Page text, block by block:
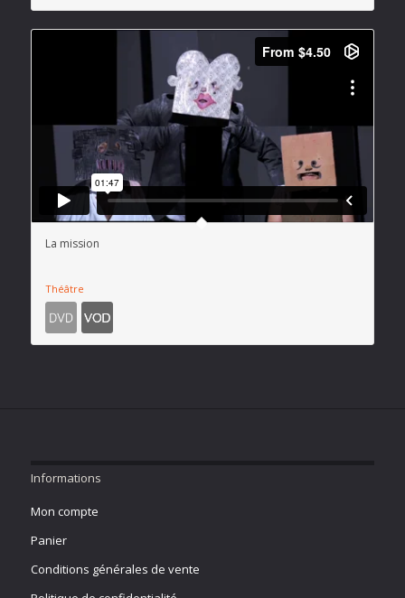
La mission
Théâtre
Informations
Mon compte
Panier
Conditions générales de vente